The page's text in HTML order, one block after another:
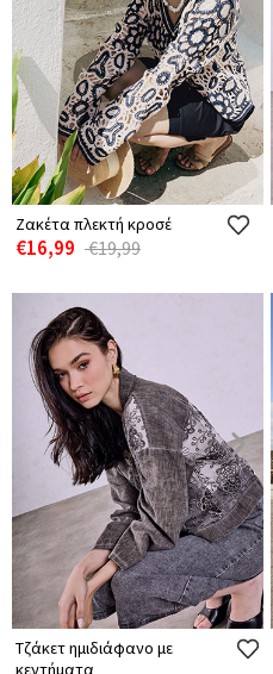
Ζακέτα πλεκτή κροσέ
€16,99 €19,99
Τζάκετ ημιδιάφανο με
κεντήματα